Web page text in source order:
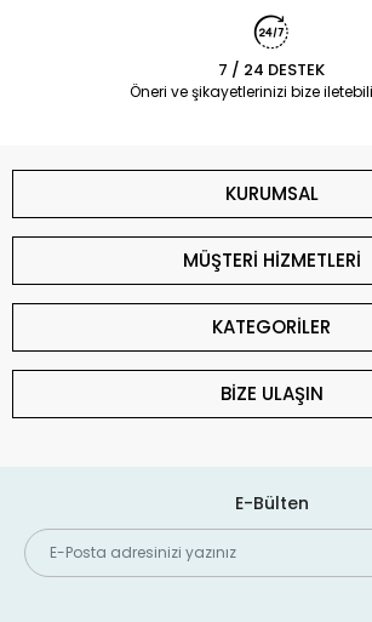
7 / 24 DESTEK
Öneri ve şikayetlerinizi bize
KURUMSAL
MÜŞTERİ HİZMETLERİ
KATEGORİLER
BİZE ULAŞIN
E-Bülten